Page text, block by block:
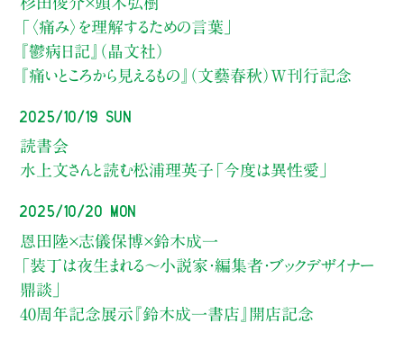
2025/10/20 Mon
恩田陸×志儀保博×鈴木成一
「装丁は夜生まれる～小説家・編集者・ブックデザイナー
鼎談」
40周年記念展示『鈴木成一書店』開店記念
2025/10/19 Sun
読書会
水上文さんと読む松浦理英子「今度は異性愛」
「〈痛み〉を理解するための言葉」
『鬱病日記』（晶文社）
『痛いところから見えるもの』（文藝春秋）W刊行記念